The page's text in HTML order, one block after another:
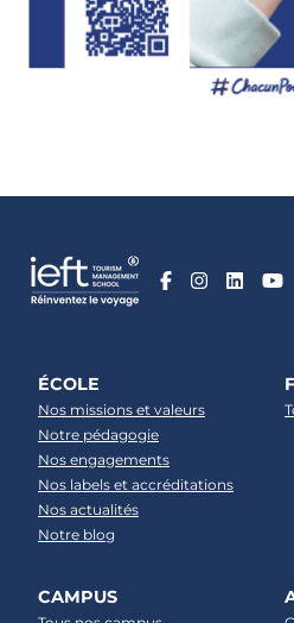
ÉCOLE
Nos missions et valeurs
Notre pédagogie
Nos engagements
Nos labels et accréditations
Nos actualités
Notre blog
CAMPUS